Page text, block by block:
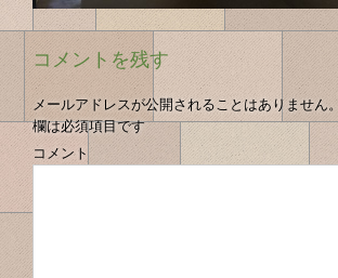
コメントを残す
メールアドレスが公開されることはありません。
欄は必須項目です
コメント